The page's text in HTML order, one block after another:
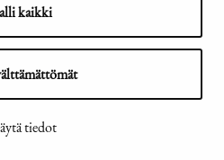
kaikki
tiedot
Näytä evästeasetukseni